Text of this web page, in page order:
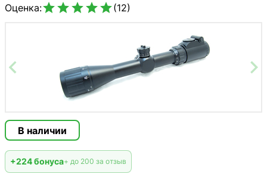
Оценка:(12)
В наличии
+224 бонуса+ до 200 за отзыв